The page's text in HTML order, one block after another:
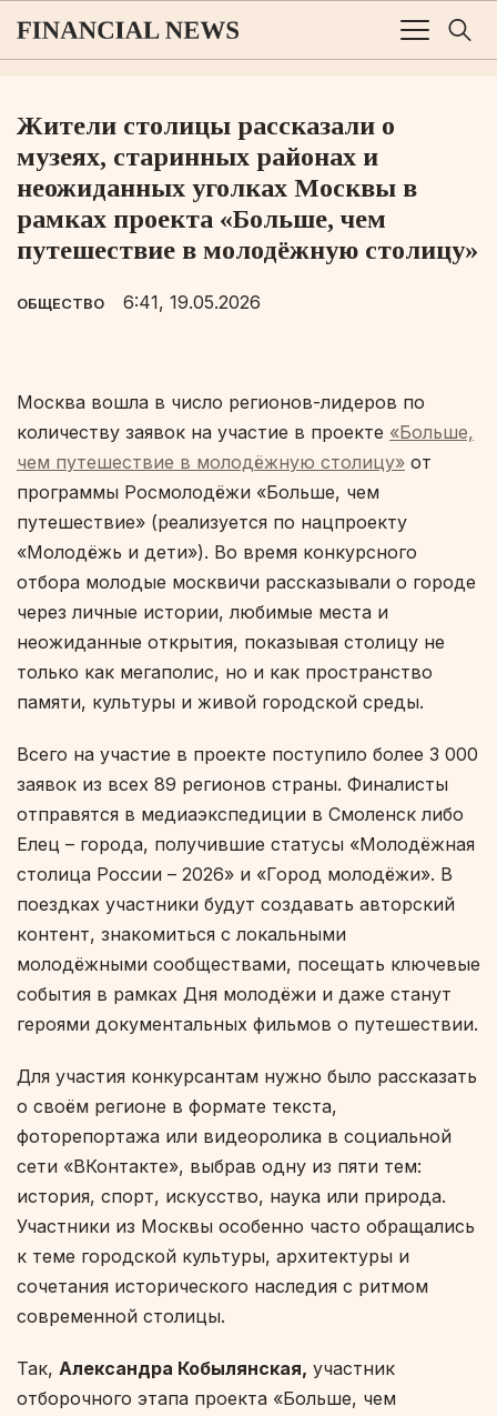
Жители столицы рассказали о
музеях, старинных районах и
неожиданных уголках Москвы в
рамках проекта «Больше, чем
путешествие в молодёжную столицу»
ОБЩЕСТВО 6:41, 19.05.2026
Москва вошла в число регионов-лидеров по
количеству заявок на участие в проекте «Больше,
чем путешествие в молодёжную столицу» от
программы Росмолодёжи «Больше, чем
путешествие» (реализуется по нацпроекту
«Молодёжь и дети»). Во время конкурсного
отбора молодые москвичи рассказывали о городе
через личные истории, любимые места и
неожиданные открытия, показывая столицу не
только как мегаполис, но и как пространство
памяти, культуры и живой городской среды.
Всего на участие в проекте поступило более 3 000
заявок из всех 89 регионов страны. Финалисты
отправятся в медиаэкспедиции в Смоленск либо
Елец – города, получившие статусы «Молодёжная
столица России – 2026» и «Город молодёжи». В
поездках участники будут создавать авторский
контент, знакомиться с локальными
молодёжными сообществами, посещать ключевые
события в рамках Дня молодёжи и даже станут
героями документальных фильмов о путешествии.
Для участия конкурсантам нужно было рассказать
о своём регионе в формате текста,
фоторепортажа или видеоролика в социальной
сети «ВКонтакте», выбрав одну из пяти тем:
история, спорт, искусство, наука или природа.
Участники из Москвы особенно часто обращались
к теме городской культуры, архитектуры и
сочетания исторического наследия с ритмом
современной столицы.
Так, Александра Кобылянская, участник
отборочного этапа проекта «Больше, чем